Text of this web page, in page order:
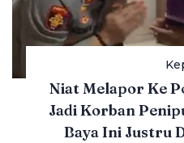
Niat Melapor Ke
Jadi Korban
Baya Ini Justru